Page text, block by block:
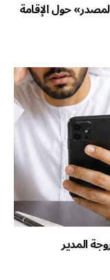
حول الإقامة